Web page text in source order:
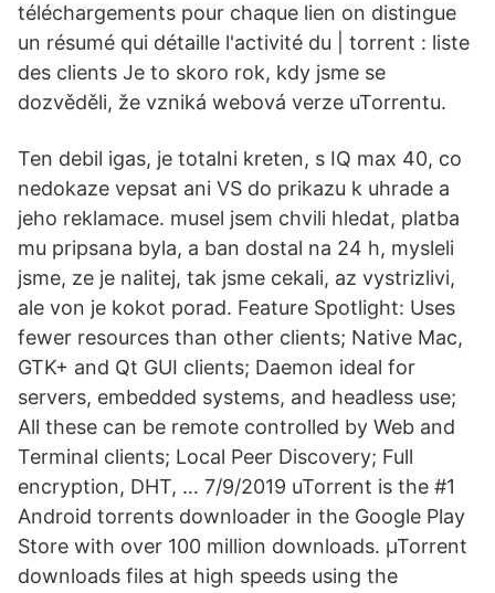
téléchargements pour chaque lien on distingue
un résumé qui détaille l'activité du | torrent : liste
des clients Je to skoro rok, kdy jsme se
dozvěděli, že vzniká webová verze uTorrentu.
Ten debil igas, je totalni kreten, s IQ max 40, co
nedokaze vepsat ani VS do prikazu k uhrade a
jeho reklamace. musel jsem chvili hledat, platba
mu pripsana byla, a ban dostal na 24 h, mysleli
jsme, ze je nalitej, tak jsme cekali, az vystrizlivi,
ale von je kokot porad. Feature Spotlight: Uses
fewer resources than other clients; Native Mac,
GTK+ and Qt GUI clients; Daemon ideal for
servers, embedded systems, and headless use;
All these can be remote controlled by Web and
Terminal clients; Local Peer Discovery; Full
encryption, DHT, … 7/9/2019 uTorrent is the #1
Android torrents downloader in the Google Play
Store with over 100 million downloads. µTorrent
downloads files at high speeds using the